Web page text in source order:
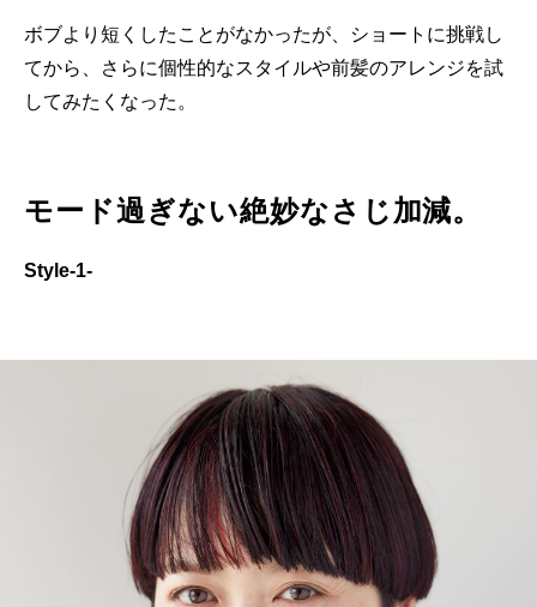
ボブより短くしたことがなかったが、ショートに挑戦し
てから、さらに個性的なスタイルや前髪のアレンジを試
してみたくなった。
モード過ぎない絶妙なさじ加減。
Style-1-